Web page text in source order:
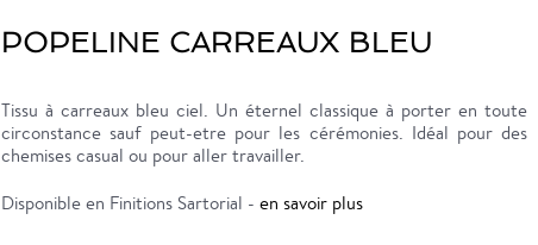
POPELINE CARREAUX BLEU
Tissu à carreaux bleu ciel. Un éternel classique à porter en toute
circonstance sauf peut-etre pour les cérémonies. Idéal pour des
chemises casual ou pour aller travailler.
Disponible en Finitions Sartorial - en savoir plus